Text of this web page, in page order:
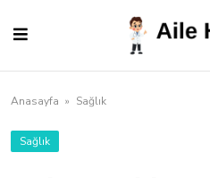
content
Anasayfa » Sağlık
Sağlık